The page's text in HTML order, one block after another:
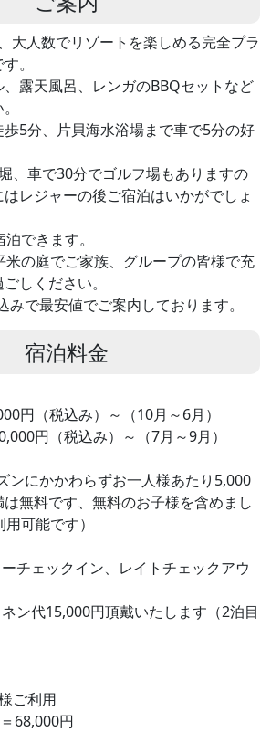
大人数でリゾートを楽しめる完全プラ
。
露天風呂、レンガのBBQセットなど
5分、片貝海水浴場まで車で5分の好
、車で30分でゴルフ場もありますの
レジャーの後ご宿泊はいかがでしょ
できます。
米の庭でご家族、グループの皆様で充
しください。
みで最安値でご案内しております。
宿泊料金
円（税込み）～（10月～6月）
円（税込み）～（7月～9月）
ンにかかわらずお一人様あたり5,000
無料です、無料のお子様を含めまし
可能です）
チェックイン、レイトチェックアウ
ン代15,000円頂戴いたします（2泊目
ご利用
68,000円